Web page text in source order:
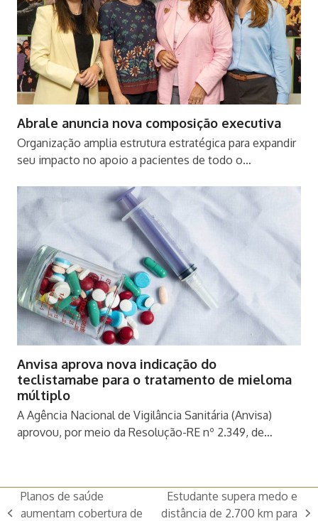
Abrale anuncia nova composição executiva
Organização amplia estrutura estratégica para expandir
seu impacto no apoio a pacientes de todo o…
Anvisa aprova nova indicação do
teclistamabe para o tratamento de mieloma
múltiplo
A Agência Nacional de Vigilância Sanitária (Anvisa)
aprovou, por meio da Resolução-RE nº 2.349, de…
Planos de saúde
aumentam cobertura de
Estudante supera medo e
distância de 2.700 km para